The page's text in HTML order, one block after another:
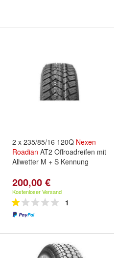
2 x 235/85/16 120Q Nexen
Roadian AT2 Offroadreifen mit
Allwetter M + S Kennung
200,00 €
Kostenloser Versand
1